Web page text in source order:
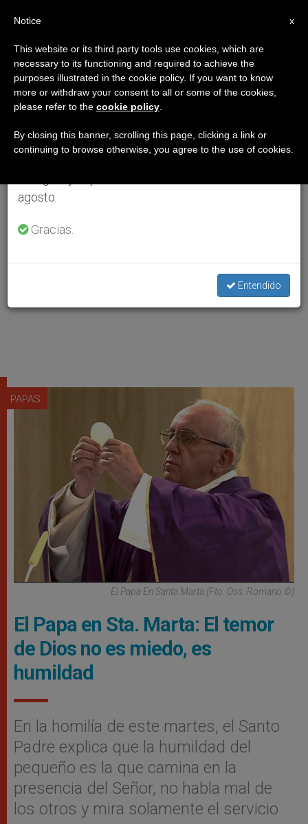
PAPAS
El Papa En Santa Marta (fto. Oss. Romano ©)
El Papa en Sta. Marta: El temor
de Dios no es miedo, es
humildad
En la homilía de este martes, el Santo
Padre explica que la humildad del
pequeño es la que camina en la
presencia del Señor, no habla mal de
los otros y mira solamente el servicio
×
Aviso importante
Del 27 de julio al 7 de agosto haremos la pausa
anual, aprovechando que en el periodo de verano
se generan menos informaciones y también el
agosto.
Gracias.
Entendido
x
Notice
This website or its third party tools use cookies, which are
necessary to its functioning and required to achieve the
purposes illustrated in the cookie policy. If you want to know
more or withdraw your consent to all or some of the cookies,
please refer to the cookie policy
By closing this banner, scrolling this page, clicking a link or
continuing to browse otherwise, you agree to the use of cookies.